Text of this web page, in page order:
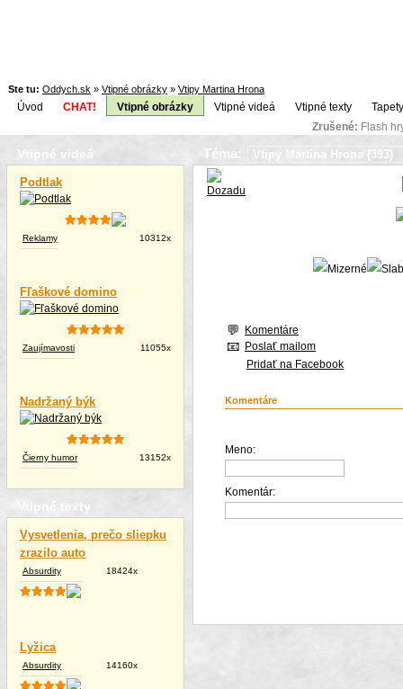
Ste tu: Oddych.sk » Vtipné obrázky » Vtipy Martina Hrona
Úvod CHAT! Vtipné obrázky Vtipné videá Vtipné texty
Zrušené: Flash
Vtipné videá
Podtlak
Reklamy 10312x
Fľaškové domino
Zaujímavosti 11055x
Nadržaný býk
Čierny humor 13152x
Vtipné texty
Vysvetlenia, prečo sliepku
zrazilo auto
Absurdity 18424x
Lyžica
Absurdity 14160x
Téma:
Komentáre
Poslať mailom
Pridať na Facebook
Komentáre
Meno:
Komentár: